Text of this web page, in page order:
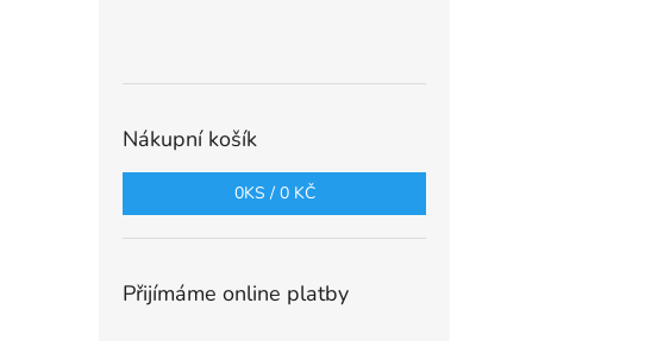
Nákupní košík
0KS / 0 KČ
Přijímáme online platby